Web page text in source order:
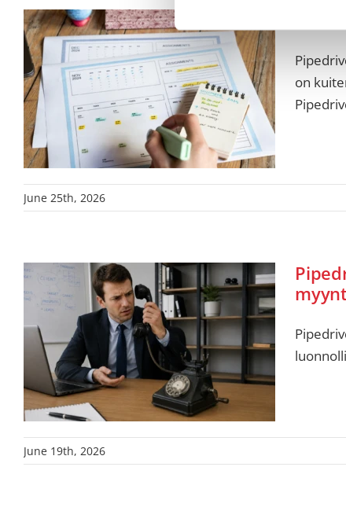
on
June 25th, 2026
June 19th, 2026